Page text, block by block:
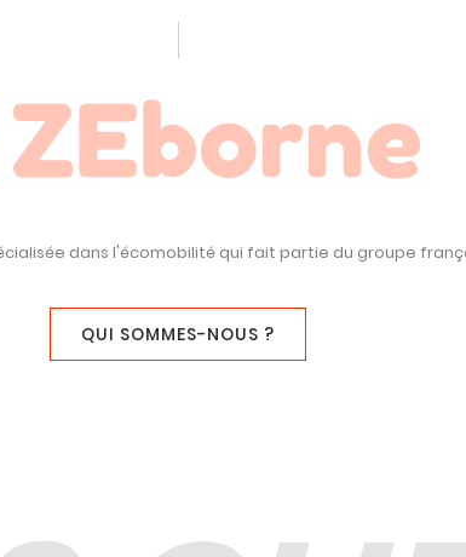
dans l'écomobilité qui fait partie du groupe
QUI SOMMES-NOUS ?